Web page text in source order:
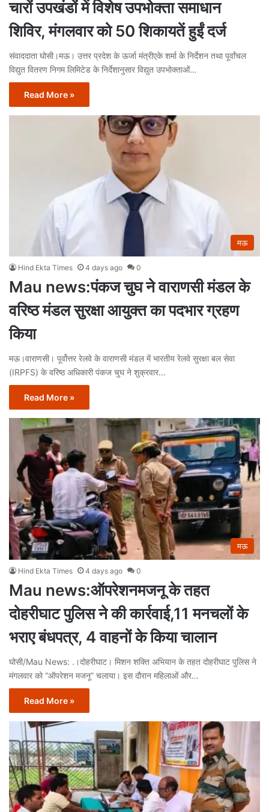
चारों उपखंडों में विशेष उपभोक्ता समाधान
शिविर, मंगलवार को 50 शिकायतें हुईं दर्ज
संवाददाता घोसी।मऊ। उत्तर प्रदेश के ऊर्जा मंत्रीएके शर्मा के निर्देशन तथा पूर्वांचल
विद्युत वितरण निगम लिमिटेड के निर्देशानुसार विद्युत उपभोक्ताओं…
Read More »
मऊ
Hind Ekta Times 4 days ago 0
Mau news:पंकज चुघ ने वाराणसी मंडल के
वरिष्ठ मंडल सुरक्षा आयुक्त का पदभार ग्रहण
किया
मऊ।वाराणसी। पूर्वोत्तर रेलवे के वाराणसी मंडल में भारतीय रेलवे सुरक्षा बल सेवा
(IRPFS) के वरिष्ठ अधिकारी पंकज चुघ ने शुक्रवार…
Read More »
मऊ
Hind Ekta Times 4 days ago 0
Mau news:ऑपरेशनमजनू के तहत
दोहरीघाट पुलिस ने की कार्रवाई,11 मनचलों के
भराए बंधपत्र, 4 वाहनों के किया चालान
घोसी/Mau News: .।दोहरीघाट। मिशन शक्ति अभियान के तहत दोहरीघाट पुलिस ने
मंगलवार को “ऑपरेशन मजनू” चलाया। इस दौरान महिलाओं और…
Read More »